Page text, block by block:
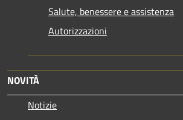
Salute, benessere e assistenza
Autorizzazioni
NOVITÀ
Notizie